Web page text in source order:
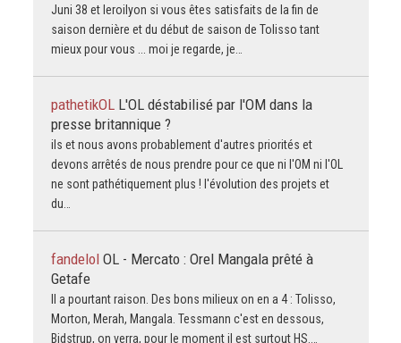
Juni 38 et leroilyon si vous êtes satisfaits de la fin de
saison dernière et du début de saison de Tolisso tant
mieux pour vous ... moi je regarde, je…
pathetikOL L'OL déstabilisé par l'OM dans la
presse britannique ?
ils et nous avons probablement d'autres priorités et
devons arrêtés de nous prendre pour ce que ni l'OM ni l'OL
ne sont pathétiquement plus ! l'évolution des projets et
du…
fandelol OL - Mercato : Orel Mangala prêté à
Getafe
Il a pourtant raison. Des bons milieux on en a 4 : Tolisso,
Morton, Merah, Mangala. Tessmann c'est en dessous,
Bidstrup, on verra, pour le moment il est surtout HS.…